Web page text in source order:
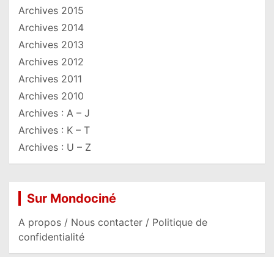
Archives 2015
Archives 2014
Archives 2013
Archives 2012
Archives 2011
Archives 2010
Archives : A – J
Archives : K – T
Archives : U – Z
Sur Mondociné
A propos / Nous contacter / Politique de
confidentialité